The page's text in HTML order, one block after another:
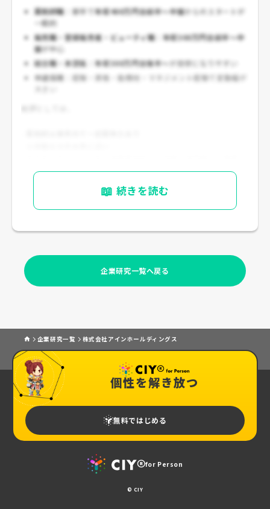
薬剤師職：新卒で年収400万円台前半～中盤からのスタートが
一般的
販売職・登録販売者・ビューティ職： 年収300万円台前半～中
盤が中心
総合職・本部系 ：年収300万円台後半～ が目安になりやすい
中途採用 ：経験・資格・勤務地・マネジメント経験で変動幅が
という見方ができます。
📖 続きを読む
企業研究一覧へ戻る
企業研究一覧 株式会社アインホールディングス
個性を解き放つ
無料ではじめる
for Person
© CIY